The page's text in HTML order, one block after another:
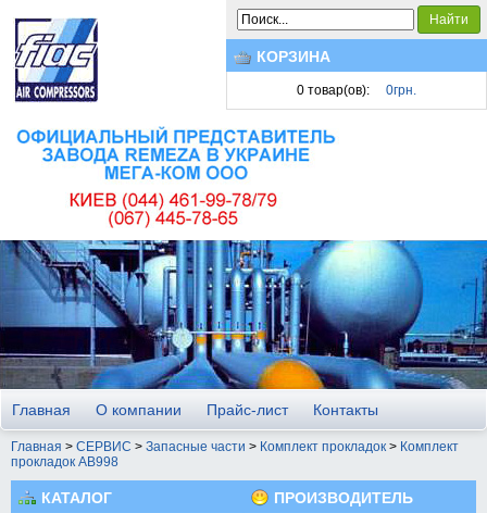
Найти
Главная О компании Прайс-лист Контакты
Главная > СЕРВИС > Запасные части > Комплект прокладок > Комплект
прокладок АВ998
КАТАЛОГ ПРОИЗВОДИТЕЛЬ
КОРЗИНА
0 товар(ов): 0грн.